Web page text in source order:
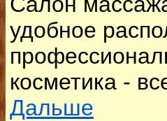
удобное
косметика -
Дальше